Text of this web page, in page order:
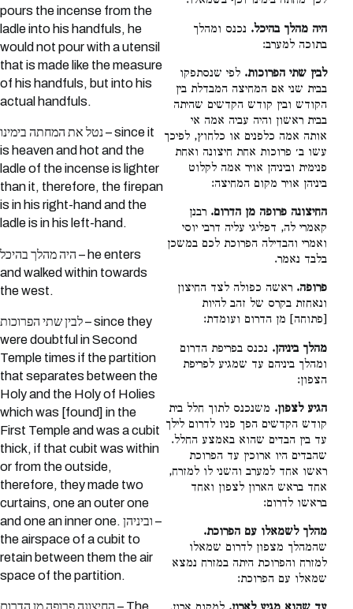
pours the incense from the
ladle into his handfuls, he
would not pour with a utensil
that is made like the measure
of his handfuls, but into his
actual handfuls.
נטל את המחתה בימינו – since it
is heaven and hot and the
ladle of the incense is lighter
than it, therefore, the firepan
is in his right-hand and the
ladle is in his left-hand.
היה מהלך בהיכל – he enters
and walked within towards
the west.
לבין שתי הפרוכות – since they
were doubtful in Second
Temple times if the partition
that separates between the
Holy and the Holy of Holies
which was [found] in the
First Temple and was a cubit
thick, if that cubit was within
or from the outside,
therefore, they made two
curtains, one an outer one
and one an inner one. וביניהן –
the airspace of a cubit to
retain between them the air
space of the partition.
החיצונה פרופה מן הדרום – The
היה מהלך בהיכל. נכנס ומהלך
בתוכה למערב:
לבין שתי הפרוכות. לפי שנסתפקו
בבית שני אם המחיצה המבדלת בין
הקודש ובין קודש הקדשים שהיתה
בבית ראשון והיה עביה אמה אי
אותה אמה כלפנים או כלחוץ, לפיכך
עשו ב׳ פרוכות אחת חיצונה ואחת
פנימית וביניהן אויר אמה לקלוט
ביניהן אויר מקום המחיצה:
החיצונה פרופה מן הדרום. רבנן
קאמרי לה, דפליגי עליה דרבי יוסי
ואמרי והבדילה הפרוכת לכם במשכן
בלבד נאמר.
פרופה. ראשה כפולה לצד החיצון
ונאחזת בקרס של זהב להיות
[פתוחה] מן הדרום ועומדת:
מהלך ביניהן. נכנס בפריפת הדרום
ומהלך ביניהם עד שמגיע לפריפת
הצפון:
הגיע לצפון. משנכנס לתוך חלל בית
קודש הקדשים הפך פניו לדרום לילך
עד בין הבדים שהוא באמצע החלל.
שהבדים היו ארוכין עד הפרוכת
ראשו אחד למערב והשני לו למזרח,
אחד בראש הארון לצפון ואחד
בראשו לדרום:
מהלך לשמאלו עם הפרוכת.
שהמהלך מצפון לדרום שמאלו
למזרח והפרוכת היתה במזרח נמצא
שמאלו עם הפרוכת: